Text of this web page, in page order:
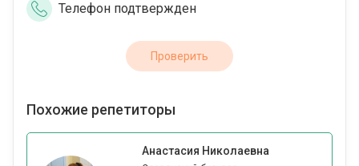
Телефон подтвержден
Проверить
Похожие репетиторы
Анастасия Николаевна